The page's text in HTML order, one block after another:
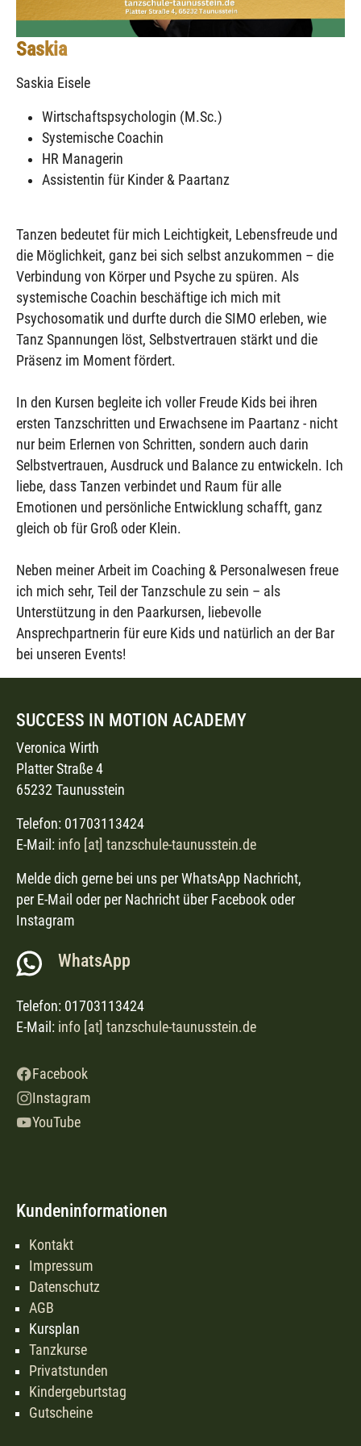
Saskia
Saskia Eisele
Wirtschaftspsychologin (M.Sc.)
Systemische Coachin
HR Managerin
Assistentin für Kinder & Paartanz
Tanzen bedeutet für mich Leichtigkeit, Lebensfreude und
die Möglichkeit, ganz bei sich selbst anzukommen – die
Verbindung von Körper und Psyche zu spüren. Als
systemische Coachin beschäftige ich mich mit
Psychosomatik und durfte durch die SIMO erleben, wie
Tanz Spannungen löst, Selbstvertrauen stärkt und die
Präsenz im Moment fördert.
In den Kursen begleite ich voller Freude Kids bei ihren
ersten Tanzschritten und Erwachsene im Paartanz - nicht
nur beim Erlernen von Schritten, sondern auch darin
Selbstvertrauen, Ausdruck und Balance zu entwickeln. Ich
liebe, dass Tanzen verbindet und Raum für alle
Emotionen und persönliche Entwicklung schafft, ganz
gleich ob für Groß oder Klein.
Neben meiner Arbeit im Coaching & Personalwesen freue
ich mich sehr, Teil der Tanzschule zu sein – als
Unterstützung in den Paarkursen, liebevolle
Ansprechpartnerin für eure Kids und natürlich an der Bar
bei unseren Events!
SUCCESS IN MOTION ACADEMY
Veronica Wirth
Platter Straße 4
65232 Taunusstein
Telefon: 01703113424
E-Mail: info [at] tanzschule-taunusstein.de
Melde dich gerne bei uns per WhatsApp Nachricht,
per E-Mail oder per Nachricht über Facebook oder
Instagram
WhatsApp
Telefon: 01703113424
E-Mail: info [at] tanzschule-taunusstein.de
Facebook
Instagram
YouTube
Kundeninformationen
Kontakt
Impressum
Datenschutz
AGB
Kursplan
Tanzkurse
Privatstunden
Kindergeburtstag
Gutscheine